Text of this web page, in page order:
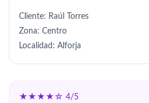
Cliente: Raúl Torres
Zona: Centro
Localidad: Alforja
★★★★☆ 4/5